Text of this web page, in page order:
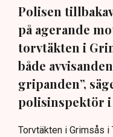
Polisen
på agerande
torvtäkten i
både
gripanden”,
polisinspektör i
Torvtäkten i Grimsås i